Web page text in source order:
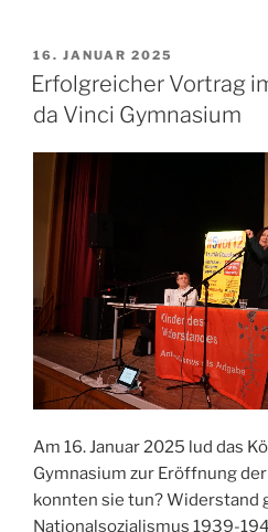
VERÖFFENTLICHT
AM
16. JANUAR 2025
Erfolgreicher Vortrag
da Vinci Gymnasium
Am 16. Januar 2025 lud das
Gymnasium zur Eröffnung
konnten sie tun? Widerstand
Nationalsozialismus 1939-